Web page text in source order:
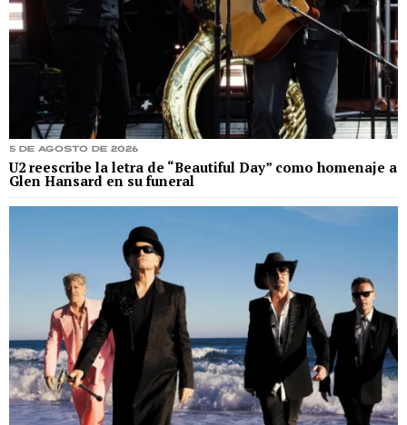
5 de agosto de 2026
U2 reescribe la letra de “Beautiful Day” como homenaje a
Glen Hansard en su funeral